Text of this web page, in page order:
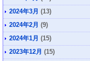
2024年3月 (13)
2024年2月 (9)
2024年1月 (15)
2023年12月 (15)